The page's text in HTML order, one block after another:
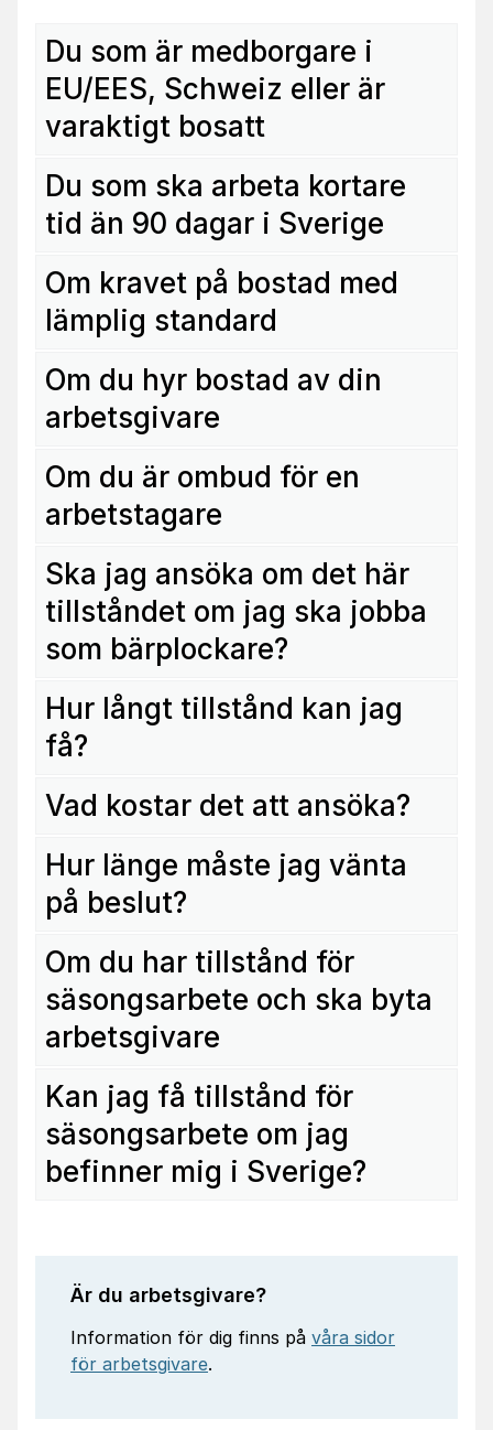
Du som är medborgare i
EU/EES, Schweiz eller är
varaktigt bosatt
Du som ska arbeta kortare
tid än 90 dagar i Sverige
Om kravet på bostad med
lämplig standard
Om du hyr bostad av din
arbetsgivare
Om du är ombud för en
arbetstagare
Ska jag ansöka om det här
tillståndet om jag ska jobba
som bärplockare?
Hur långt tillstånd kan jag
få?
Vad kostar det att ansöka?
Hur länge måste jag vänta
på beslut?
Om du har tillstånd för
säsongsarbete och ska byta
arbetsgivare
Kan jag få tillstånd för
säsongsarbete om jag
befinner mig i Sverige?
Är du arbetsgivare?
Information för dig finns på våra sidor
för arbetsgivare.